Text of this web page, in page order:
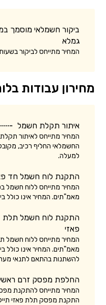
ביקור חשמלאי מוסמך
גמלא
המחיר מתייחס לביקור
מחירון עבודות
איתור תקלת חשמל
המחיר מתייחס לאיתור
למעלה.
התקנת לוח חשמל חד
מאמ"תים. המחיר אינו כולל
התקנת לוח חשמל תלת
פאזי
מאמ"תים. המחיר אינו כולל
להשתנות בהתאם לתנאי
החלפת מפסק זרם ראשי
המחיר מתייחס להתקנת
התקנת מפסק תלת פאזי